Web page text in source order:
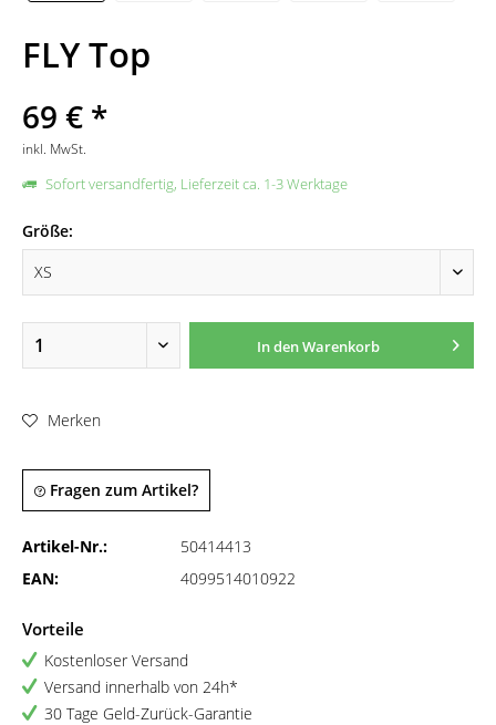
FLY Top
69 € *
inkl. MwSt.
Sofort versandfertig, Lieferzeit ca. 1-3 Werktage
Größe:
In denWarenkorb
Merken
Fragen zum Artikel?
Artikel-Nr.:
50414413
EAN:
4099514010922
Vorteile
Kostenloser Versand
Versand innerhalb von 24h*
30 Tage Geld-Zurück-Garantie